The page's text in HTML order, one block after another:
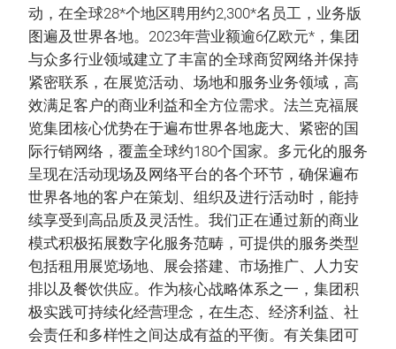
动，在全球28*个地区聘用约2,300*名员工，业务版
图遍及世界各地。2023年营业额逾6亿欧元*，集团
与众多行业领域建立了丰富的全球商贸网络并保持
紧密联系，在展览活动、场地和服务业务领域，高
效满足客户的商业利益和全方位需求。法兰克福展
览集团核心优势在于遍布世界各地庞大、紧密的国
际行销网络，覆盖全球约180个国家。多元化的服务
呈现在活动现场及网络平台的各个环节，确保遍布
世界各地的客户在策划、组织及进行活动时，能持
续享受到高品质及灵活性。我们正在通过新的商业
模式积极拓展数字化服务范畴，可提供的服务类型
包括租用展览场地、展会搭建、市场推广、人力安
排以及餐饮供应。作为核心战略体系之一，集团积
极实践可持续化经营理念，在生态、经济利益、社
会责任和多样性之间达成有益的平衡。有关集团可